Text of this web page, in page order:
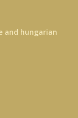
and hungarian